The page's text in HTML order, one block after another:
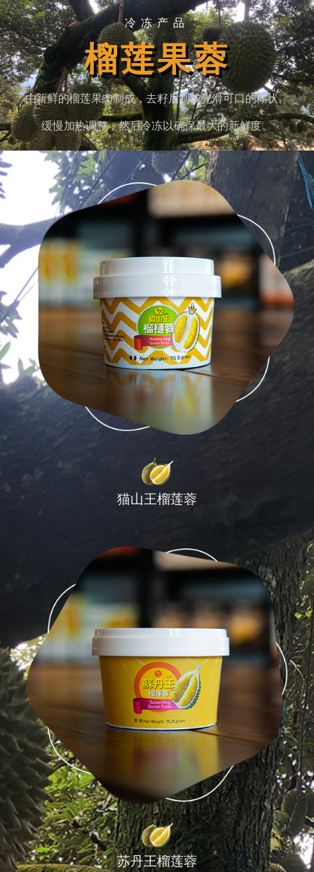
冷冻产品
榴莲果蓉
由新鲜的榴莲果肉制成，去籽后制成光滑可口的糊状。
缓慢加热调整，然后冷冻以确保最大的新鲜度。
猫山王榴莲蓉
苏丹王榴莲蓉